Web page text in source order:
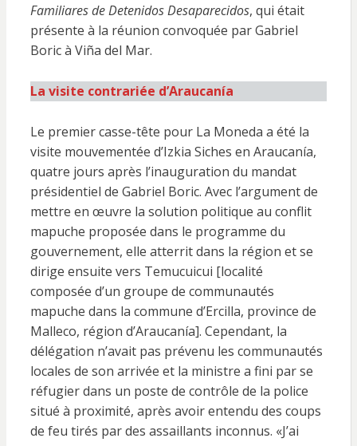
Familiares de Detenidos Desaparecidos, qui était
présente à la réunion convoquée par Gabriel
Boric à Viña del Mar.
La visite contrariée d’Araucanía
Le premier casse-tête pour La Moneda a été la
visite mouvementée d’Izkia Siches en Araucanía,
quatre jours après l’inauguration du mandat
présidentiel de Gabriel Boric. Avec l’argument de
mettre en œuvre la solution politique au conflit
mapuche proposée dans le programme du
gouvernement, elle atterrit dans la région et se
dirige ensuite vers Temucuicui [localité
composée d’un groupe de communautés
mapuche dans la commune d’Ercilla, province de
Malleco, région d’Araucanía]. Cependant, la
délégation n’avait pas prévenu les communautés
locales de son arrivée et la ministre a fini par se
réfugier dans un poste de contrôle de la police
situé à proximité, après avoir entendu des coups
de feu tirés par des assaillants inconnus. «J’ai